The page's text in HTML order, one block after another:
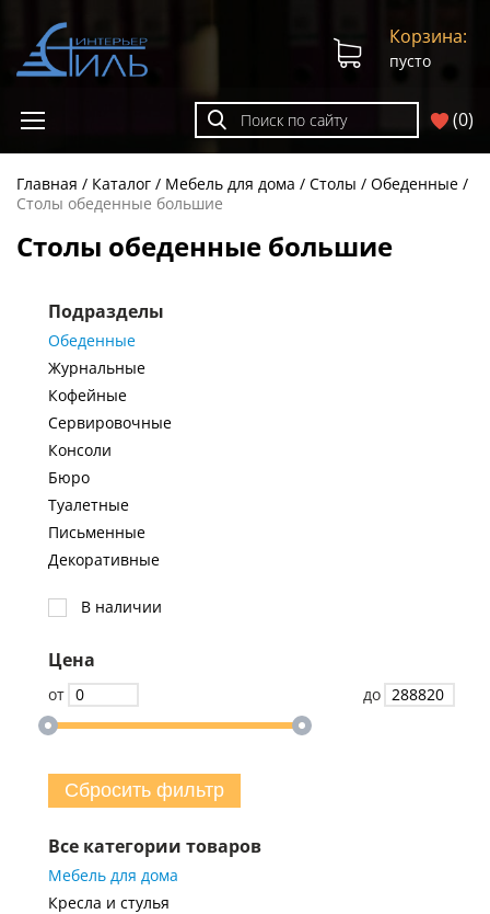
(0)
Корзина:
пусто
Главная Каталог Мебель для дома Столы
Обеденные
Столы обеденные большие
Столы обеденные большие
Подразделы
Обеденные
Журнальные
Кофейные
Сервировочные
Консоли
Бюро
Туалетные
Письменные
Декоративные
В наличии
Цена
от до
Сбросить фильтр
Все категории товаров
Мебель для дома
Кресла и стулья